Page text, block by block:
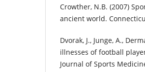
Crowther, N.B. (2007)
ancient world.
Dvorak, J., Junge, A.,
illnesses of football
Journal of Sports